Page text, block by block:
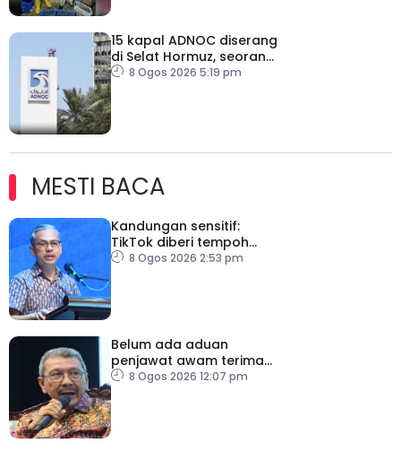
15 kapal ADNOC diserang
di Selat Hormuz, seorang
terkorban
8 Ogos 2026 5:19 pm
MESTI BACA
Kandungan sensitif:
TikTok diberi tempoh
perkukuh sistem
8 Ogos 2026 2:53 pm
Belum ada aduan
penjawat awam terima
tekanan daripada ahli
8 Ogos 2026 12:07 pm